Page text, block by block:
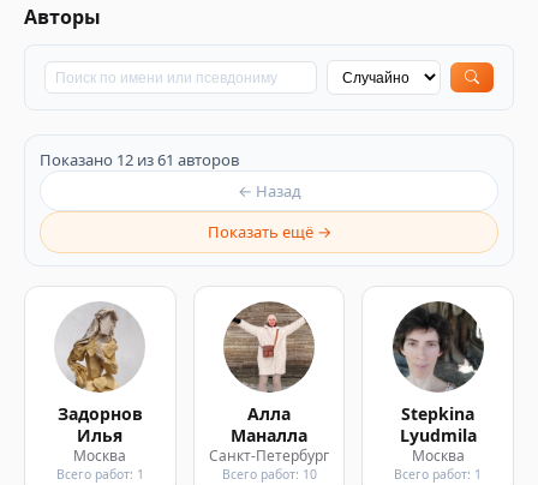
Авторы
Показано 12 из 61 авторов
← Назад
Показать ещё →
Задорнов
Илья
Москва
Всего работ: 1
Алла
Маналла
Санкт-Петербург
Всего работ: 10
Stepkina
Lyudmila
Москва
Всего работ: 1